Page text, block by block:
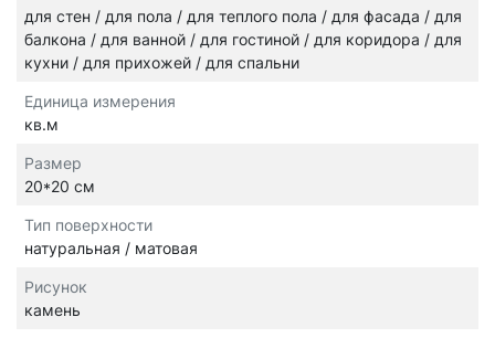
для стен / для пола / для теплого пола / для фасада / для
балкона / для ванной / для гостиной / для коридора / для
кухни / для прихожей / для спальни
Единица измерения
кв.м
Размер
20*20 см
Тип поверхности
натуральная / матовая
Рисунок
камень